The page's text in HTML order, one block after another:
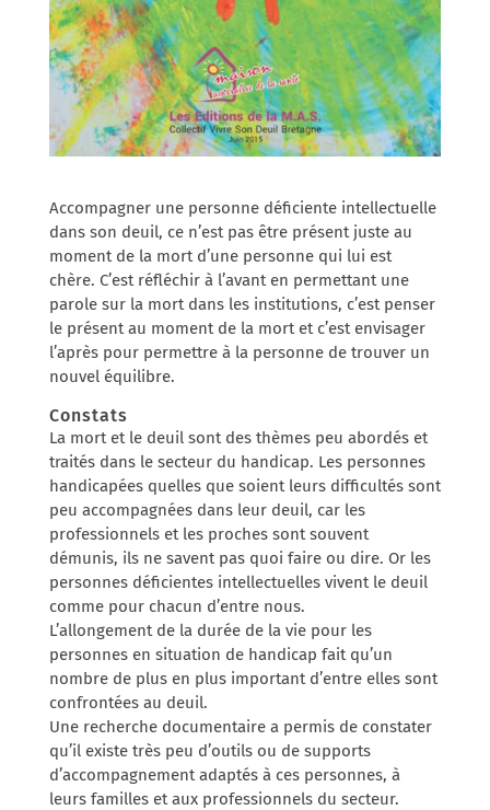
Accompagner une personne déficiente intellectuelle
dans son deuil, ce n’est pas être présent juste au
moment de la mort d’une personne qui lui est
chère. C’est réfléchir à l’avant en permettant une
parole sur la mort dans les institutions, c’est penser
le présent au moment de la mort et c’est envisager
l’après pour permettre à la personne de trouver un
nouvel équilibre.
Constats
La mort et le deuil sont des thèmes peu abordés et
traités dans le secteur du handicap. Les personnes
handicapées quelles que soient leurs difficultés sont
peu accompagnées dans leur deuil, car les
professionnels et les proches sont souvent
démunis, ils ne savent pas quoi faire ou dire. Or les
personnes déficientes intellectuelles vivent le deuil
comme pour chacun d’entre nous.
L’allongement de la durée de la vie pour les
personnes en situation de handicap fait qu’un
nombre de plus en plus important d’entre elles sont
confrontées au deuil.
Une recherche documentaire a permis de constater
qu’il existe très peu d’outils ou de supports
d’accompagnement adaptés à ces personnes, à
leurs familles et aux professionnels du secteur.